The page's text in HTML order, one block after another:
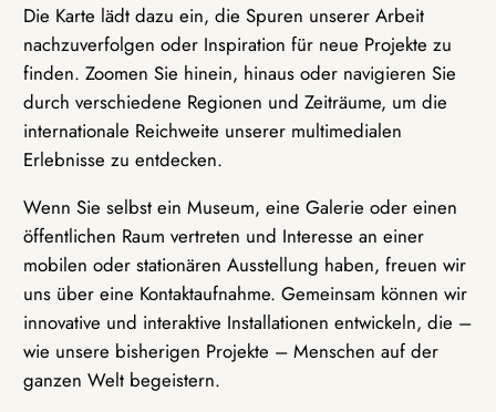
Die Karte lädt dazu ein, die Spuren unserer Arbeit
nachzuverfolgen oder Inspiration für neue Projekte zu
finden. Zoomen Sie hinein, hinaus oder navigieren Sie
durch verschiedene Regionen und Zeiträume, um die
internationale Reichweite unserer multimedialen
Erlebnisse zu entdecken.
Wenn Sie selbst ein Museum, eine Galerie oder einen
öffentlichen Raum vertreten und Interesse an einer
mobilen oder stationären Ausstellung haben, freuen wir
uns über eine Kontaktaufnahme. Gemeinsam können wir
innovative und interaktive Installationen entwickeln, die –
wie unsere bisherigen Projekte – Menschen auf der
ganzen Welt begeistern.